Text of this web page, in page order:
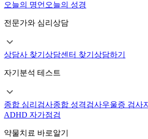
오늘의 명언 오늘의 성경
전문가와 심리상담
상담사 찾기 상담센터 찾기 상담하기
자기분석 테스트
종합 심리검사종합 성격검사우울증 검사
ADHD 자가점검
약물치료 바로알기